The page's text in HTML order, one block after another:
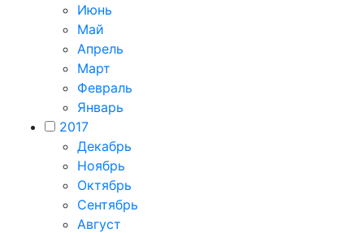
Июнь
Май
Апрель
Март
Февраль
Январь
2017
Декабрь
Ноябрь
Октябрь
Сентябрь
Август